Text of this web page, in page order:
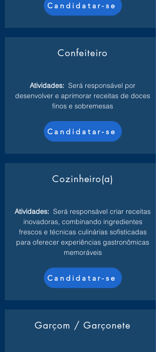
Candidatar-se
Confeiteiro
Atividades: Será responsável por
desenvolver e aprimorar receitas de doces
finos e sobremesas
Candidatar-se
Cozinheiro(a)
Atividades: Será responsável criar receitas
inovadoras, combinando ingredientes
frescos e técnicas culinárias sofisticadas
para oferecer experiências gastronômicas
memoráveis
Candidatar-se
Garçom / Garçonete